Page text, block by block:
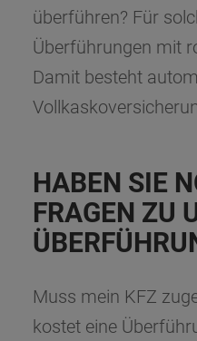
überführen? Für
Überführungen mit
Damit besteht
HABEN SIE
FRAGEN ZU
Muss mein KFZ
kostet eine